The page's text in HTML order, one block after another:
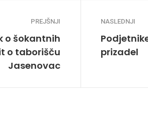
PREJŠNJI
o šokantnih
o taborišču
Jasenovac
NASLEDNJI
prizadel